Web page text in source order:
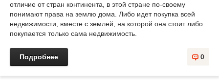
отличие от стран континента, в этой стране по-своему
понимают права на землю дома. Либо идет покупка всей
недвижимости, вместе с землей, на которой она стоит либо
покупается только сама недвижимость.
0
Подробнее